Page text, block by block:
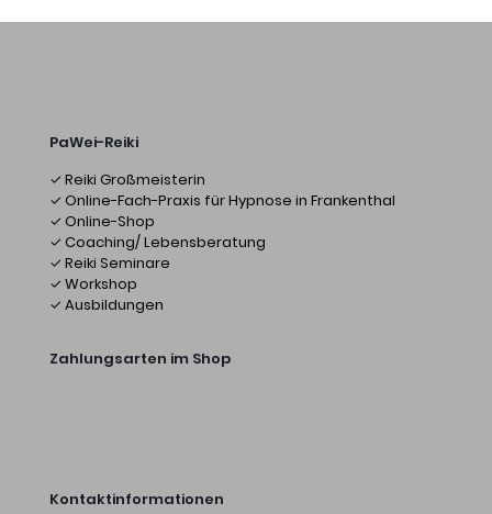
PaWei-Reiki
✓ Reiki Großmeisterin
✓ Online-Fach-Praxis für Hypnose in Frankenthal
✓ Online-Shop
✓ Coaching/ Lebensberatung
✓ Reiki Seminare
✓ Workshop
✓ Ausbildungen
Zahlungsarten im Shop
Kontaktinformationen